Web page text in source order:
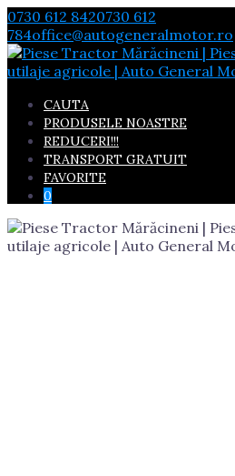
Skip
to
content
0730 612 8420730 612
784office@autogeneralmotor.ro
CAUTA
PRODUSELE NOASTRE
REDUCERI!!!
TRANSPORT GRATUIT
FAVORITE
0